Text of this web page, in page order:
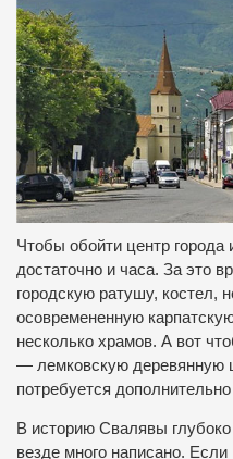
Чтобы обойти центр города
достаточно и часа. За это
городскую ратушу, костел,
осовремененную
несколько храмов. А вот
— лемковскую деревянную
потребуется
В историю Свалявы
везде много написано. Если